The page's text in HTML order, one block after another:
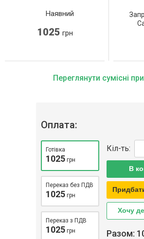
Наявний
1025 грн
Переглянути сумісні
Оплата:
Готівка
1025 грн
Переказ без ПДВ
1025 грн
Переказ з ПДВ
1025 грн
Кіл-ть:
В
Хочу
Разом: